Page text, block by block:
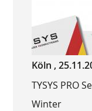
Köln ,
TYSYS PRO
Winter